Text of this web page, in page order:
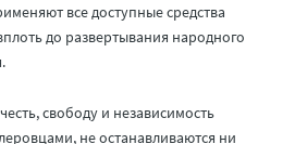
все доступные средства
до развертывания народного
свободу и независимость
не останавливаются ни